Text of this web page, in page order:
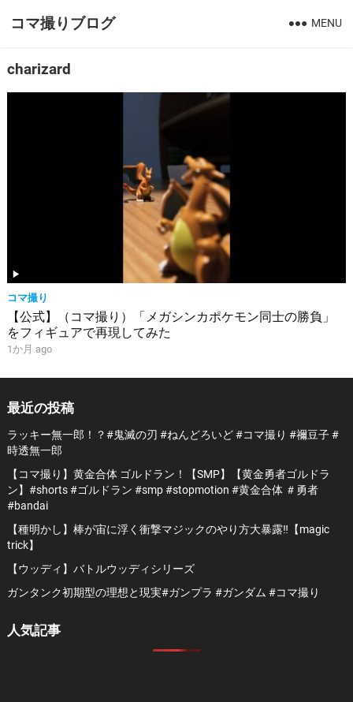
コマ撮りブログ MENU
charizard
コマ撮り
【公式】（コマ撮り）「メガシンカポケモン同士の勝負」
をフィギュアで再現してみた
1か月 ago
最近の投稿
ラッキー無一郎！？#鬼滅の刃 #ねんどろいど #コマ撮り #禰豆子 #
時透無一郎
【コマ撮り】黄金合体 ゴルドラン！【SMP】【黄金勇者ゴルドラ
ン】#shorts #ゴルドラン #smp #stopmotion #黄金合体 ＃勇者
#bandai
【種明かし】棒が宙に浮く衝撃マジックのやり方大暴露‼️【magic
trick】
【ウッディ】バトルウッディシリーズ
ガンタンク初期型の理想と現実#ガンプラ #ガンダム #コマ撮り
人気記事